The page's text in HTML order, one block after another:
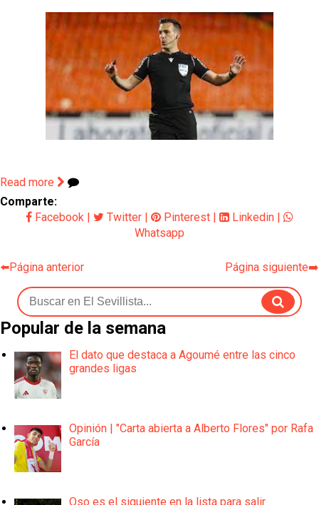
Read more
Comparte:
Facebook
Twitter Pinterest Linkedin
Whatsapp
⬅️Página anterior Página siguiente➡️
Popular de la semana
El dato que destaca a Agoumé entre las cinco
grandes ligas
Opinión | "Carta abierta a Alberto Flores" por Rafa
García
Oso es el siguiente en la lista para salir